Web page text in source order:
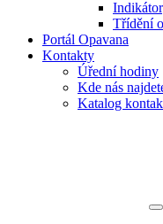
Třídění
Portál Opavana
Kontakty
Úřední hodiny
Kde nás
Katalog